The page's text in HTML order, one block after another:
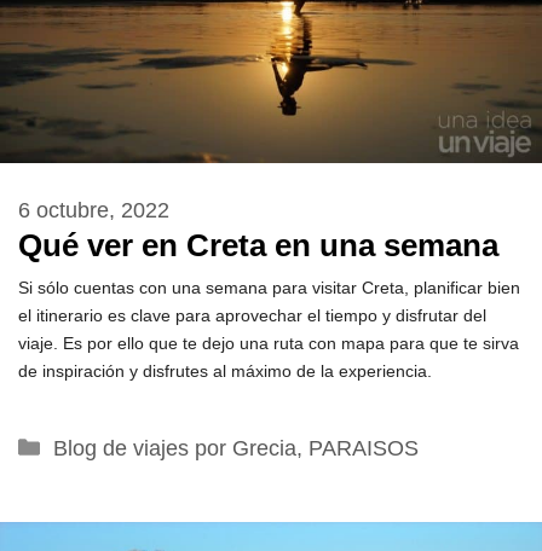
Qué ver en Creta en una semana
6 octubre, 2022
Si sólo cuentas con una semana para visitar Creta, planificar bien
el itinerario es clave para aprovechar el tiempo y disfrutar del
viaje. Es por ello que te dejo una ruta con mapa para que te sirva
de inspiración y disfrutes al máximo de la experiencia.
Categorías
Blog de viajes por Grecia, PARAISOS